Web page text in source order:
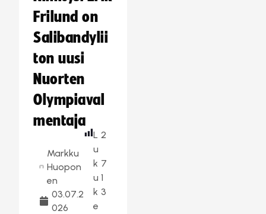
Frilund on
Salibandylii
ton uusi
Nuorten
Olympiaval
mentaja
Markku
Huopon
en
03.07.2
026
L
u
k
u
k
e
2
7
1
3